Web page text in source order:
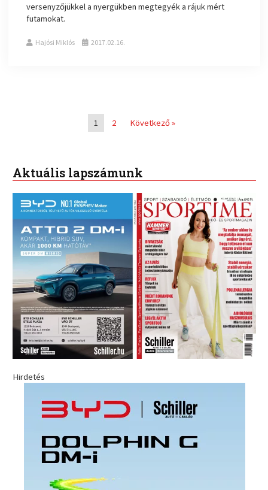
versenyzőjükkel a nyergükben megtegyék a rájuk mért
futamokat.
Hajósi Miklós 2017.02.16.
1 2 Következő »
Aktuális lapszámunk
Hirdetés